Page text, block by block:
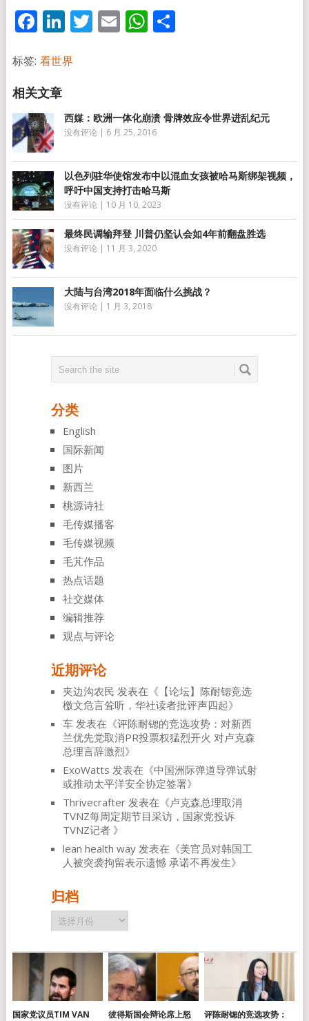
Facebook
LinkedIn
Twitter
EmailWhatsApp
分
标签: 看世界
西媒：欧洲一体化崩溃 骨牌效应令世界进乱纪元
没有评论 | 6 月 25, 2016
以色列驻华使馆发布中以混血女孩被哈马斯绑架视频，
呼吁中国支持打击哈马斯
没有评论 | 10 月 10, 2023
最终民调输拜登 川普仍坚认会如4年前翻盘胜选
没有评论 | 11 月 3, 2020
大陆与台湾2018年面临什么挑战？
没有评论 | 1 月 3, 2018
分类
English
国际新闻
图片
新西兰
桃源诗社
毛传媒播客
毛传媒视频
毛芃作品
热点话题
社交媒体
编辑推荐
观点与评论
近期评论
夹边沟农民 发表在《 【论坛】陈耐锶竞选
檄文危言耸听，华社读者批评声四起》
车发表在《评陈耐锶的竞选攻势：对新西
兰优先党取消PR投票权猛烈开火 对卢克森
总理言辞激烈》
ExoWatts 发表在《中国洲际弹道导弹试射
或推动太平洋安全协定签署》
Thrivecrafter发表在《卢克森总理取消
TVNZ每周定期节目采访，国家党投诉
TVNZ记者 》
lean health way发表在《美官员对韩国工
人被突袭拘留表示遗憾 承诺不再发生》
归档
归
档
国家党议员TIM VAN 彼得斯国会辩论席上怒 评陈耐锶的竞选攻势：